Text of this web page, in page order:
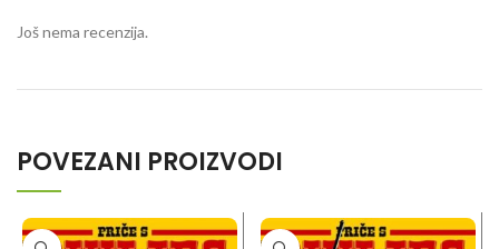
Još nema recenzija.
POVEZANI PROIZVODI